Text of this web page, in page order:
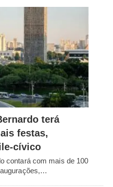
terá
festas,
cívico
contará com mais de 100